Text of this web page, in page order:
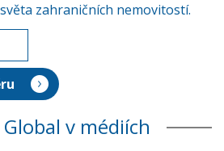
zahraničních nemovitostí.
v médiích